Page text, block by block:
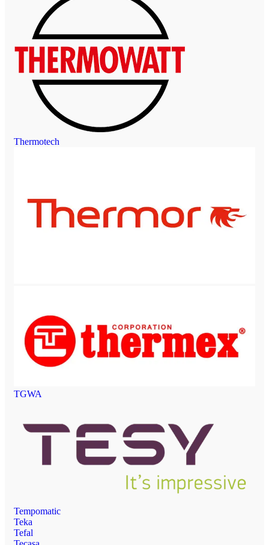
Thermotech
TGWA
Tempomatic
Teka
Tefal